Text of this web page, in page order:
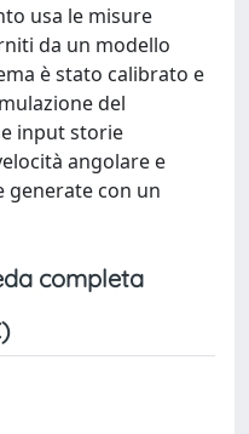
usa le misure
da un modello
è stato calibrato e
del
input storie
angolare e
generate con un
completa